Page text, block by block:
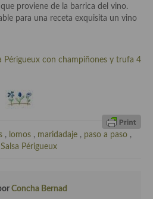
proviene de la barrica del vino.
para una receta exquisita un vino
, lomos , maridadaje , paso a paso ,
Salsa Périgueux
Concha Bernad